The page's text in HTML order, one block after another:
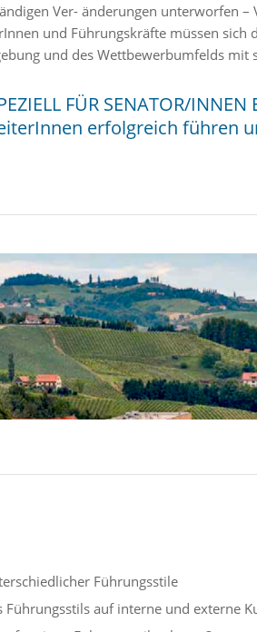
Ver- änderungen unterworfen
und Führungskräfte müssen sich
und des Wettbewerbumfelds mit
FÜR SENATOR/INNEN
erfolgreich führen
Führungsstile
auf interne und externe